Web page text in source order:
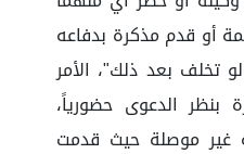
أو قدم مذكرة بدفاعه
تخلف بعد ذلك"، الأمر
بنظر الدعوى حضورياً،
غير موصلة حيث قدمت